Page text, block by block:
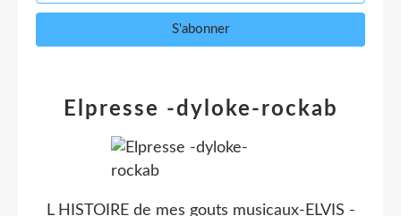
Elpresse -dyloke-rockab
L HISTOIRE de mes gouts musicaux-ELVIS -